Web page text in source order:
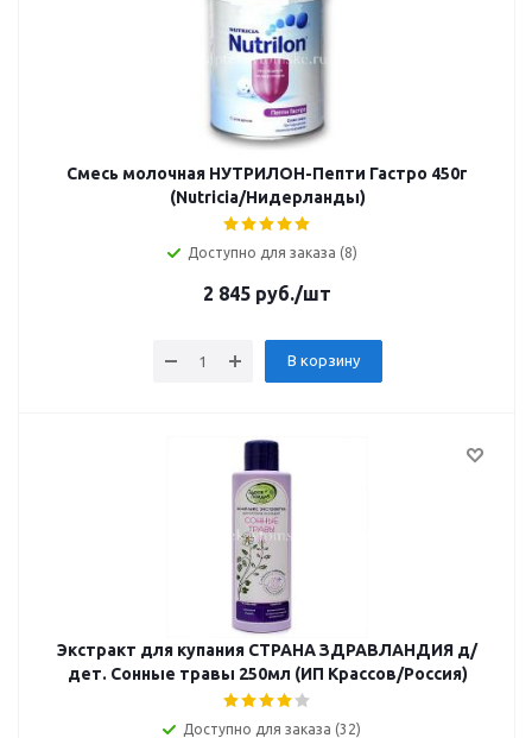
Смесь молочная НУТРИЛОН-Пепти Гастро 450г
(Nutricia/Нидерланды)
Доступно для заказа (8)
2 845 руб./шт
В корзину
Экстракт для купания СТРАНА ЗДРАВЛАНДИЯ д/
дет. Сонные травы 250мл (ИП Крассов/Россия)
Доступно для заказа (32)